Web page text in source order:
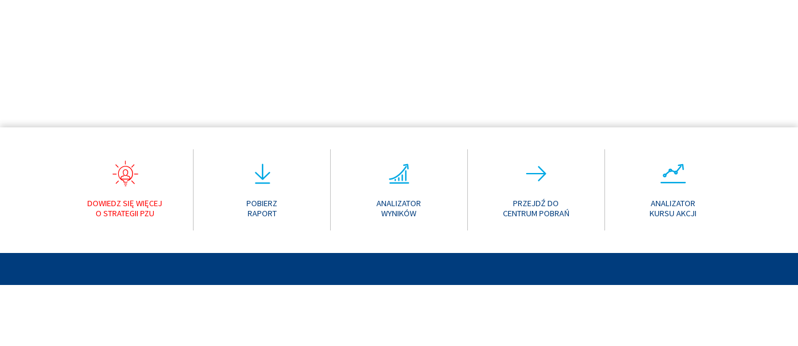
DOWIEDZ SIĘ WIĘCEJ
O STRATEGII PZU
POBIERZ
RAPORT
ANALIZATOR
WYNIKÓW
PRZEJDŹ DO
CENTRUM POBRAŃ
ANALIZATOR
KURSU AKCJI